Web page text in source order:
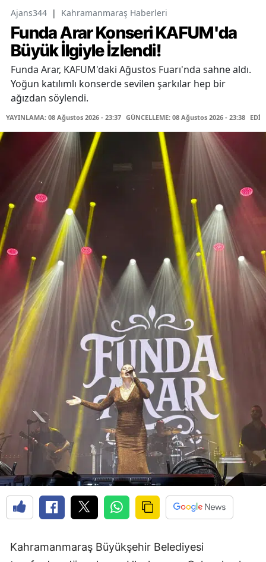
Ajans344 | Kahramanmaraş Haberleri
Funda Arar Konseri KAFUM'da
Büyük İlgiyle İzlendi!
Funda Arar, KAFUM'daki Ağustos Fuarı'nda sahne aldı.
Yoğun katılımlı konserde sevilen şarkılar hep bir
ağızdan söylendi.
YAYINLAMA: 08 Ağustos 2026 - 23:37 GÜNCELLEME: 08 Ağustos 2026 - 23:38
Kahramanmaraş Büyükşehir Belediyesi